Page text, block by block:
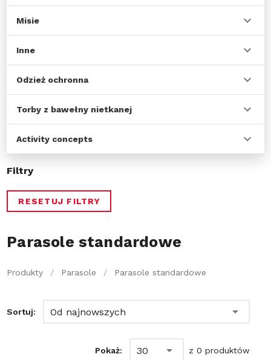
Misie
Inne
Odzież ochronna
Torby z bawełny nietkanej
Activity concepts
Filtry
RESETUJ FILTRY
Parasole standardowe
Produkty / Parasole / Parasole standardowe
Sortuj: Od najnowszych
Pokaż: 30 z 0 produktów